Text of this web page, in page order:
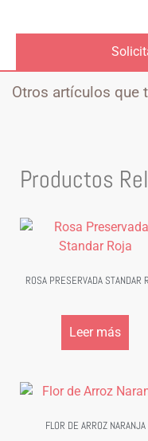
Otros artículos que
Productos
ROSA PRESERVADA STANDAR
Leer más
FLOR DE ARROZ NARANJA